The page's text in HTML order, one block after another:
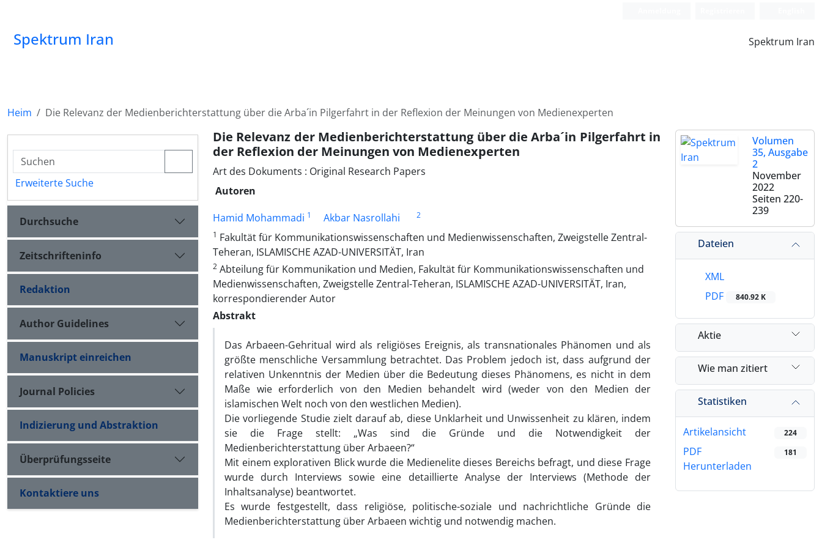
Spektrum Iran Spektrum Iran
Heim Die Relevanz der Medienberichterstattung über die Arba´in Pilgerfahrt in der Reflexion der Meinungen von Medienexperten
Die Relevanz der Medienberichterstattung über die Arba´in Pilgerfahrt in
der Reflexion der Meinungen von Medienexperten
Art des Dokuments : Original Research Papers
Autoren
Hamid Mohammadi 1 Akbar Nasrollahi
2
1 Fakultät für Kommunikationswissenschaften und Medienwissenschaften, Zweigstelle Zentral-
Teheran, ISLAMISCHE AZAD-UNIVERSITÄT, Iran
2 Abteilung für Kommunikation und Medien, Fakultät für Kommunikationswissenschaften und
Medienwissenschaften, Zweigstelle Zentral-Teheran, ISLAMISCHE AZAD-UNIVERSITÄT, Iran,
korrespondierender Autor
Abstrakt
Das Arbaeen-Gehritual wird als religiöses Ereignis, als transnationales Phänomen und als
größte menschliche Versammlung betrachtet. Das Problem jedoch ist, dass aufgrund der
relativen Unkenntnis der Medien über die Bedeutung dieses Phänomens, es nicht in dem
Maße wie erforderlich von den Medien behandelt wird (weder von den Medien der
islamischen Welt noch von den westlichen Medien).
Die vorliegende Studie zielt darauf ab, diese Unklarheit und Unwissenheit zu klären, indem
sie die Frage stellt: „Was sind die Gründe und die Notwendigkeit der
Medienberichterstattung über Arbaeen?“
Mit einem explorativen Blick wurde die Medienelite dieses Bereichs befragt, und diese Frage
wurde durch Interviews sowie eine detaillierte Analyse der Interviews (Methode der
Inhaltsanalyse) beantwortet.
Es wurde festgestellt, dass religiöse, politische-soziale und nachrichtliche Gründe die
Medienberichterstattung über Arbaeen wichtig und notwendig machen.
Volumen
35, Ausgabe
2
November
2022
Seiten 220-
239
Dateien
XML
PDF
840.92 K
Aktie
Wie man zitiert
Statistiken
Artikelansicht 224
PDF
Herunterladen
181
Erweiterte Suche
Durchsuche
Zeitschrifteninfo
Redaktion
Author Guidelines
Manuskript einreichen
Journal Policies
Indizierung und Abstraktion
Überprüfungsseite
Kontaktiere uns